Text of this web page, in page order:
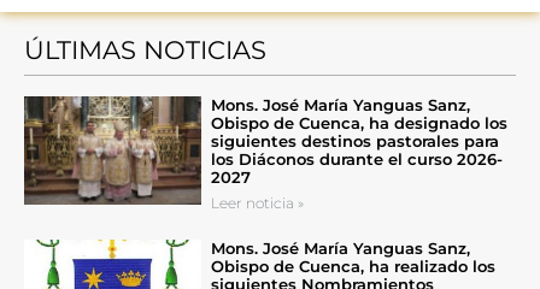
ÚLTIMAS NOTICIAS
Mons. José María Yanguas Sanz,
Obispo de Cuenca, ha designado los
siguientes destinos pastorales para
los Diáconos durante el curso 2026-
2027
Leer noticia »
Mons. José María Yanguas Sanz,
Obispo de Cuenca, ha realizado los
siguientes Nombramientos